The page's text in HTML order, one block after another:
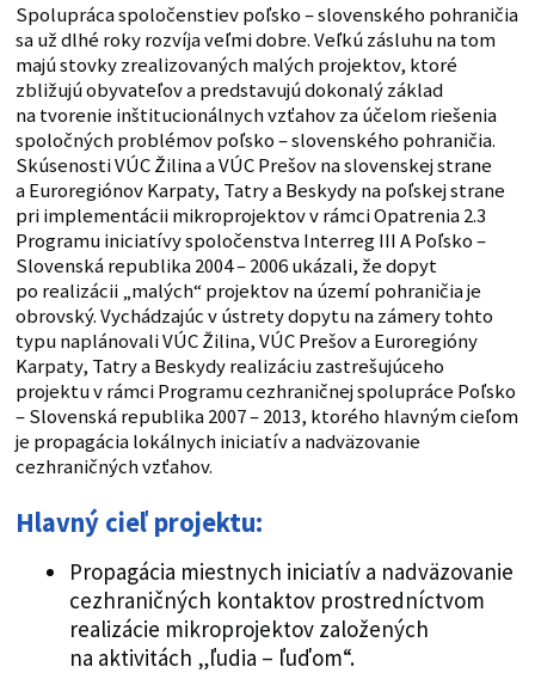
Spolupráca spoločenstiev poľsko – slovenského pohraničia
sa už dlhé roky rozvíja veľmi dobre. Veľkú zásluhu na tom
majú stovky zrealizovaných malých projektov, ktoré
zbližujú obyvateľov a predstavujú dokonalý základ
na tvorenie inštitucionálnych vzťahov za účelom riešenia
spoločných problémov poľsko – slovenského pohraničia.
Skúsenosti VÚC Žilina a VÚC Prešov na slovenskej strane
a Euroregiónov Karpaty, Tatry a Beskydy na poľskej strane
pri implementácii mikroprojektov v rámci Opatrenia 2.3
Programu iniciatívy spoločenstva Interreg III A Poľsko –
Slovenská republika 2004 – 2006 ukázali, že dopyt
po realizácii „malých“ projektov na území pohraničia je
obrovský. Vychádzajúc v ústrety dopytu na zámery tohto
typu naplánovali VÚC Žilina, VÚC Prešov a Euroregióny
Karpaty, Tatry a Beskydy realizáciu zastrešujúceho
projektu v rámci Programu cezhraničnej spolupráce Poľsko
– Slovenská republika 2007 – 2013, ktorého hlavným cieľom
je propagácia lokálnych iniciatív a nadväzovanie
cezhraničných vzťahov.
Hlavný cieľ projektu:
Propagácia miestnych iniciatív a nadväzovanie
cezhraničných kontaktov prostredníctvom
realizácie mikroprojektov založených
na aktivitách „ľudia – ľuďom“.